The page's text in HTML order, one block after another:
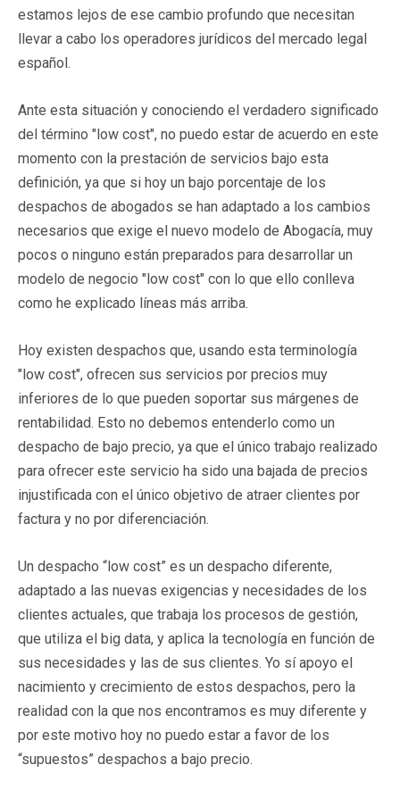
estamos lejos de ese cambio profundo que necesitan
llevar a cabo los operadores jurídicos del mercado legal
español.
Ante esta situación y conociendo el verdadero significado
del término "low cost", no puedo estar de acuerdo en este
momento con la prestación de servicios bajo esta
definición, ya que si hoy un bajo porcentaje de los
despachos de abogados se han adaptado a los cambios
necesarios que exige el nuevo modelo de Abogacía, muy
pocos o ninguno están preparados para desarrollar un
modelo de negocio "low cost" con lo que ello conlleva
como he explicado líneas más arriba.
Hoy existen despachos que, usando esta terminología
"low cost", ofrecen sus servicios por precios muy
inferiores de lo que pueden soportar sus márgenes de
rentabilidad. Esto no debemos entenderlo como un
despacho de bajo precio, ya que el único trabajo realizado
para ofrecer este servicio ha sido una bajada de precios
injustificada con el único objetivo de atraer clientes por
factura y no por diferenciación.
Un despacho “low cost” es un despacho diferente,
adaptado a las nuevas exigencias y necesidades de los
clientes actuales, que trabaja los procesos de gestión,
que utiliza el big data, y aplica la tecnología en función de
sus necesidades y las de sus clientes. Yo sí apoyo el
nacimiento y crecimiento de estos despachos, pero la
realidad con la que nos encontramos es muy diferente y
por este motivo hoy no puedo estar a favor de los
“supuestos” despachos a bajo precio.